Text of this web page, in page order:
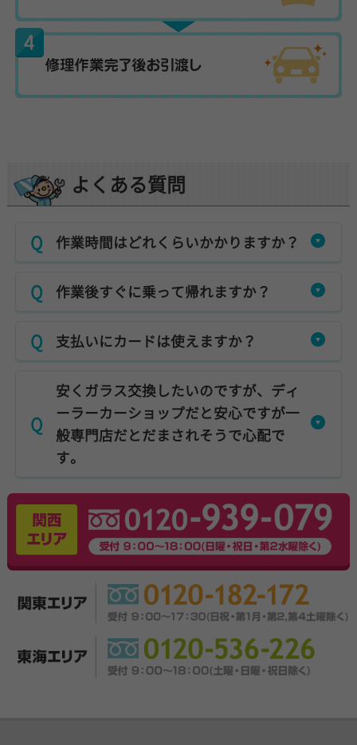
よくある質問
作業時間はどれくらいかかりますか？
作業後すぐに乗って帰れますか？
支払いにカードは使えますか？
安くガラス交換したいのですが、ディ
ーラーカーショップだと安心ですが一
般専門店だとだまされそうで心配で
す。